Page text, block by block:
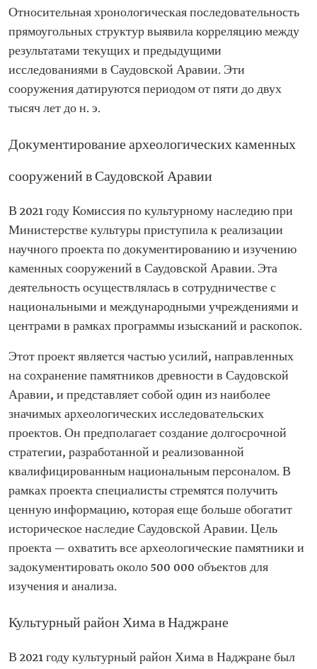
Относительная хронологическая последовательность
прямоугольных структур выявила корреляцию между
результатами текущих и предыдущими
исследованиями в Саудовской Аравии. Эти
сооружения датируются периодом от пяти до двух
тысяч лет до н. э.
Документирование археологических каменных
сооружений в Саудовской Аравии
В 2021 году Комиссия по культурному наследию при
Министерстве культуры приступила к реализации
научного проекта по документированию и изучению
каменных сооружений в Саудовской Аравии. Эта
деятельность осуществлялась в сотрудничестве с
национальными и международными учреждениями и
центрами в рамках программы изысканий и раскопок.
Этот проект является частью усилий, направленных
на сохранение памятников древности в Саудовской
Аравии, и представляет собой один из наиболее
значимых археологических исследовательских
проектов. Он предполагает создание долгосрочной
стратегии, разработанной и реализованной
квалифицированным национальным персоналом. В
рамках проекта специалисты стремятся получить
ценную информацию, которая еще больше обогатит
историческое наследие Саудовской Аравии. Цель
проекта — охватить все археологические памятники и
задокументировать около 500 000 объектов для
изучения и анализа.
Культурный район Хима в Наджране
В 2021 году культурный район Хима в Наджране был